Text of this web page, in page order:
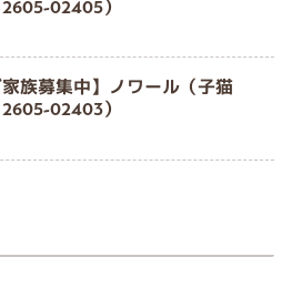
02405）
家族募集中】ノワール（子猫
02403）